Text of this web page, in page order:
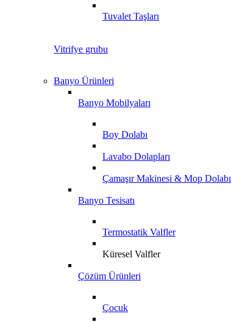
Tuvalet Taşları
Vitrifye grubu
Banyo Ürünleri
Banyo Mobilyaları
Boy Dolabı
Lavabo Dolapları
Çamaşır Makinesi & Mop Dolabı
Banyo Tesisatı
Termostatik Valfler
Küresel Valfler
Çözüm Ürünleri
Çocuk